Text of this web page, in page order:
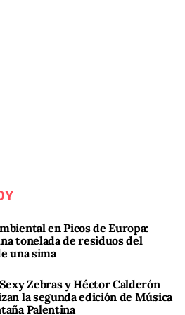
en Picos de Europa:
tonelada de residuos del
una sima
Zebras y Héctor Calderón
la segunda edición de Música
Palentina